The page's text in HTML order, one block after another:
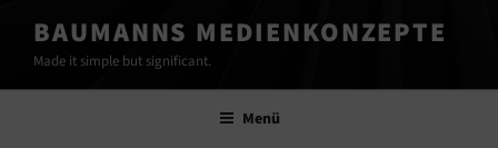
Inhalt
springen
BAUMANNS MEDIENKONZEPTE
Made it simple but significant.
Menü